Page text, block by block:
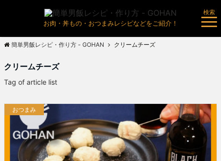
お肉・丼もの・おつまみレシピなどをご紹介！
検索
簡単男飯レシピ・作り方 - GOHAN クリームチーズ
クリームチーズ
Tag of article list
おつまみ